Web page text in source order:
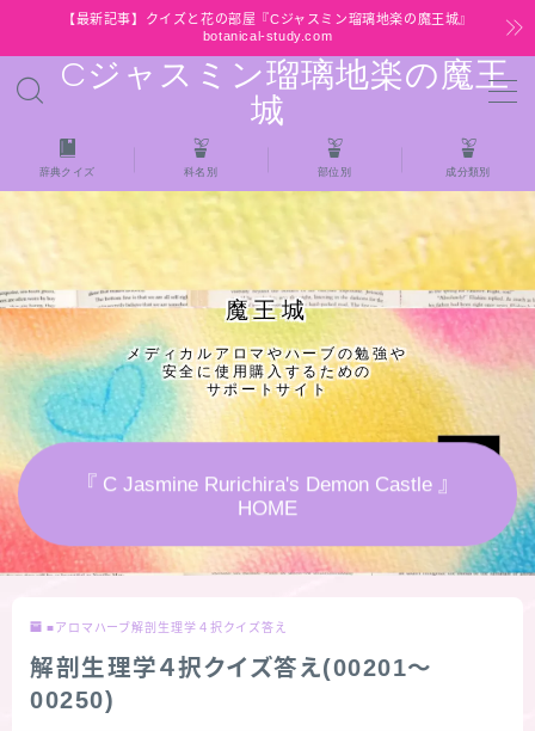
【最新記事】クイズと花の部屋『Cジャスミン瑠璃地楽の魔王城』
botanical-study.com
Cジャスミン瑠璃地楽の魔王
城
MENU
HOME
【最新】クイズと花の部屋
★全種/アロマハーブスパイス基材 プチ辞典ク
イズ＆プチ辞典
★アロマ検定＋αクイズ
★アロマハーブ傾向チェック
秘密部屋
お知らせ
辞典クイズ 科名別 部位別 成分類別
魔王城
メディカルアロマやハーブの勉強や
安全に使用購入するための
サポートサイト
『 C Jasmine Rurichira's Demon Castle 』
HOME
■アロマハーブ解剖生理学４択クイズ答え
解剖生理学４択クイズ答え(00201～
00250)